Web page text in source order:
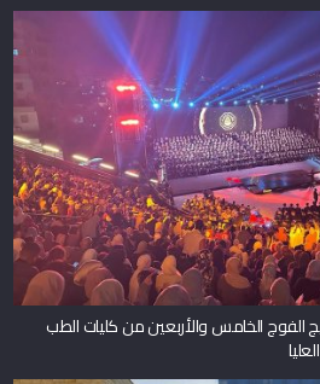
الفوج الخامس والأربعين من كليات الطب